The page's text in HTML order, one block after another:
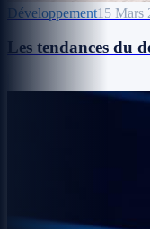
Développement15 Mars
Les tendances du